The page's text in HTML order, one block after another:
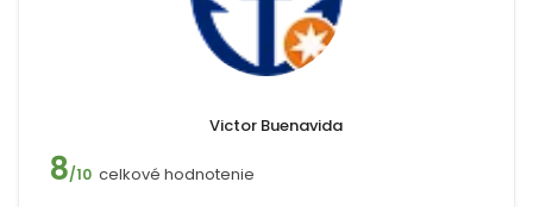
Victor Buenavida
8/10 celkové hodnotenie